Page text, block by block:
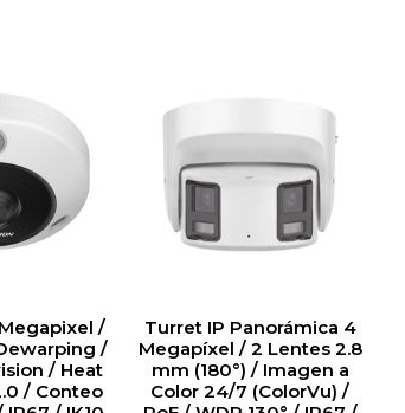
/
/
/ Heat
/ Conteo
Turret IP Panorámica 4
Megapíxel / 2 Lentes 2.8
mm (180°) / Imagen a
Color 24/7 (ColorVu) /